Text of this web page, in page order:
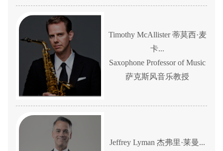
Timothy McAllister 蒂莫西·麦
卡...
Saxophone Professor of Music
萨克斯风音乐教授
Jeffrey Lyman 杰弗里·莱曼...